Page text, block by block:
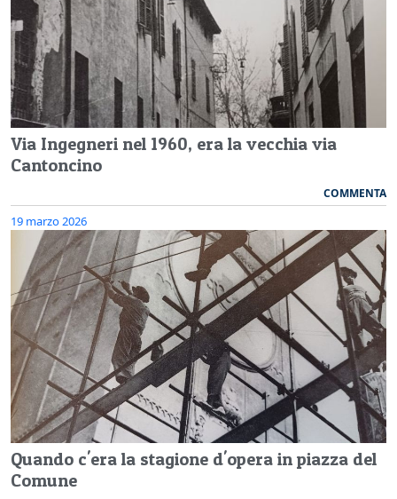
Via Ingegneri nel 1960, era la vecchia via
Cantoncino
COMMENTA
19 marzo 2026
Quando c'era la stagione d'opera in piazza del
Comune